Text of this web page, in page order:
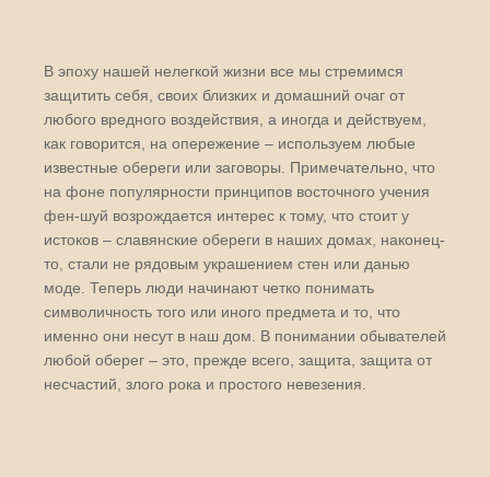
В эпоху нашей нелегкой жизни все мы стремимся
защитить себя, своих близких и домашний очаг от
любого вредного воздействия, а иногда и действуем,
как говорится, на опережение – используем любые
известные обереги или заговоры. Примечательно, что
на фоне популярности принципов восточного учения
фен-шуй возрождается интерес к тому, что стоит у
истоков – славянские обереги в наших домах, наконец-
то, стали не рядовым украшением стен или данью
моде. Теперь люди начинают четко понимать
символичность того или иного предмета и то, что
именно они несут в наш дом. В понимании обывателей
любой оберег – это, прежде всего, защита, защита от
несчастий, злого рока и простого невезения.